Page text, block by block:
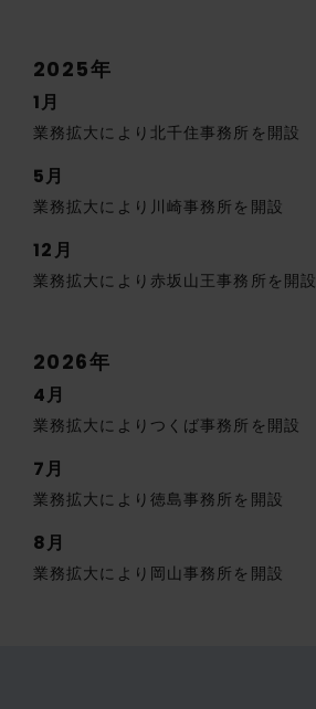
2025年
1月
業務拡大により北千住事務所を開設
5月
業務拡大により川崎事務所を開設
12月
業務拡大により赤坂山王事務所を開設
2026年
4月
業務拡大によりつくば事務所を開設
7月
業務拡大により徳島事務所を開設
8月
業務拡大により岡山事務所を開設